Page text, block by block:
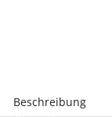
Beschreibung